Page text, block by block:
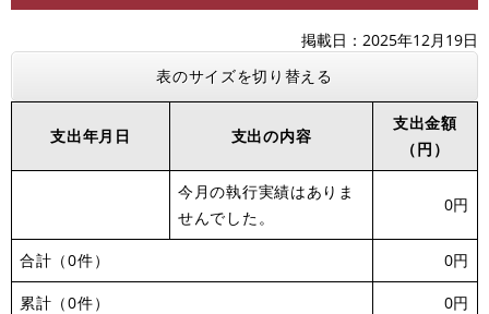
す文
掲載日
2025年12月19日
表のサイズを切り替える
支出年月日 支出の内容
支出金額
（円）
今月の執行実績はありま
せんでした。
0円
合計（0件） 0円
累計（0件） 0円